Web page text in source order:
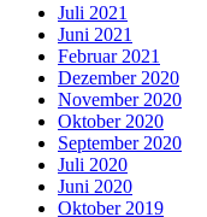
Juli 2021
Juni 2021
Februar 2021
Dezember 2020
November 2020
Oktober 2020
September 2020
Juli 2020
Juni 2020
Oktober 2019